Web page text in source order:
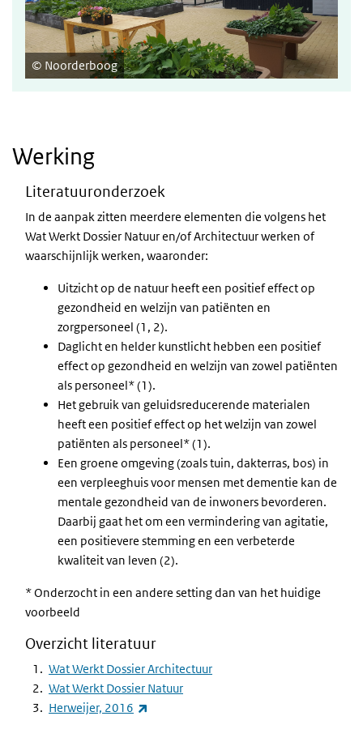
Noorderboog
Werking
Literatuuronderzoek
In de aanpak zitten meerdere elementen die volgens het
Wat Werkt Dossier Natuur en/of Architectuur werken of
waarschijnlijk werken, waaronder:
Uitzicht op de natuur heeft een positief effect op
gezondheid en welzijn van patiënten en
zorgpersoneel (1, 2).
Daglicht en helder kunstlicht hebben een positief
effect op gezondheid en welzijn van zowel patiënten
als personeel* (1).
Het gebruik van geluidsreducerende materialen
heeft een positief effect op het welzijn van zowel
patiënten als personeel* (1).
Een groene omgeving (zoals tuin, dakterras, bos) in
een verpleeghuis voor mensen met dementie kan de
mentale gezondheid van de inwoners bevorderen.
Daarbij gaat het om een vermindering van agitatie,
een positievere stemming en een verbeterde
kwaliteit van leven (2).
* Onderzocht in een andere setting dan van het huidige
voorbeeld
Overzicht literatuur
Wat Werkt Dossier Architectuur
Wat Werkt Dossier Natuur
Herweijer, 2016